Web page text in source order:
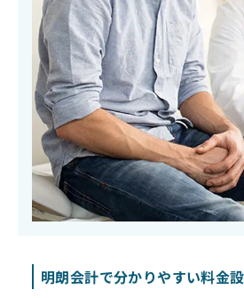
明朗会計で分かりやすい料金